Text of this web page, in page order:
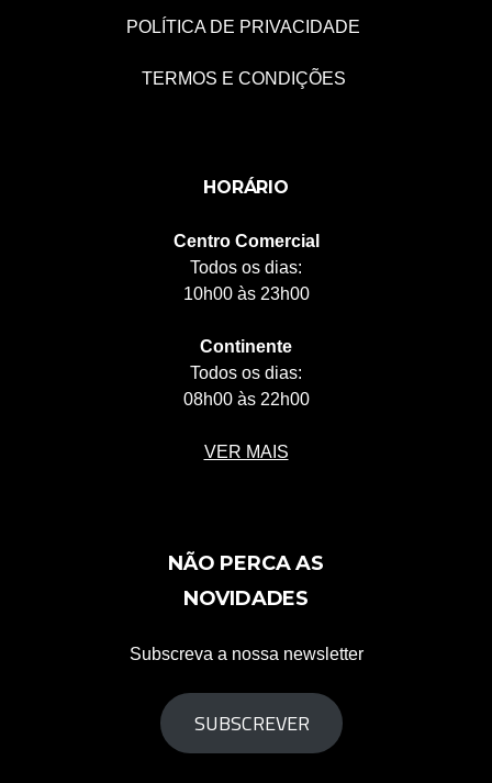
POLÍTICA DE PRIVACIDADE
TERMOS E CONDIÇÕES
HORÁRIO
Centro Comercial
Todos os dias:
10h00 às 23h00
Continente
Todos os dias:
08h00 às 22h00
VER MAIS
NÃO PERCA AS
NOVIDADES
Subscreva a nossa newsletter
SUBSCREVER